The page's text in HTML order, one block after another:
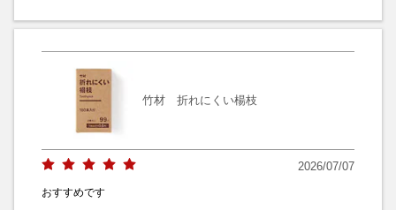
竹材 折れにくい楊枝
2026/07/07
おすすめです